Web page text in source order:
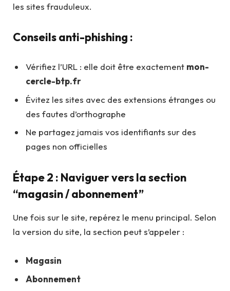
les sites frauduleux.
Conseils anti-phishing :
Vérifiez l’URL : elle doit être exactement mon-
cercle-btp.fr
Évitez les sites avec des extensions étranges ou
des fautes d’orthographe
Ne partagez jamais vos identifiants sur des
pages non officielles
Étape 2 : Naviguer vers la section
“magasin / abonnement”
Une fois sur le site, repérez le menu principal. Selon
la version du site, la section peut s’appeler :
Magasin
Abonnement